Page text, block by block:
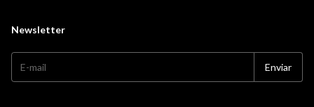
Newsletter